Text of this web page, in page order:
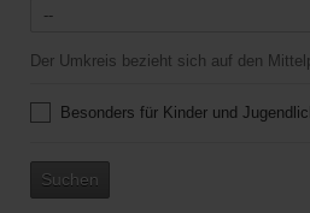
Der Umkreis bezieht sich auf den
Besonders für Kinder und
Suchen